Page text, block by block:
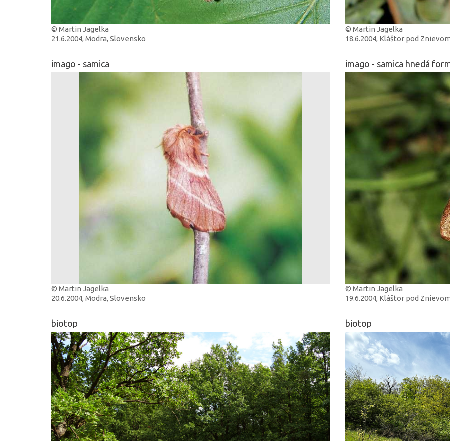
© Martin Jagelka
21.6.2004, Modra, Slovensko
© Martin Jagelka
18.6.2004, Kláštor pod
imago - samica
© Martin Jagelka
20.6.2004, Modra, Slovensko
imago - samica hnedá
© Martin Jagelka
19.6.2004, Kláštor pod
biotop biotop